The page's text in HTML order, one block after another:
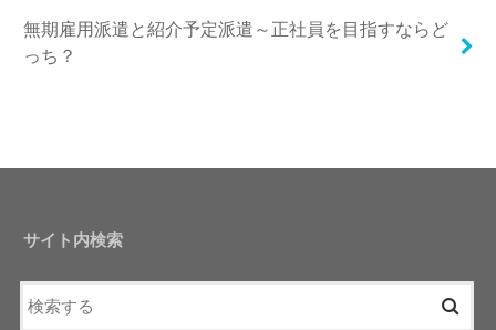
無期雇用派遣と紹介予定派遣～正社員を目指すならど
っち？
サイト内検索